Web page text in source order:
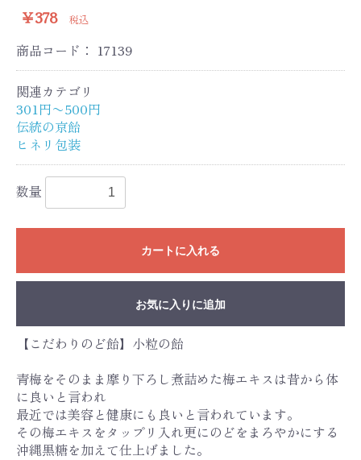
￥378 税込
商品コード： 17139
関連カテゴリ
301円〜500円
伝統の京飴
ヒネリ包装
数量
カートに入れる
お気に入りに追加
【こだわりのど飴】小粒の飴
青梅をそのまま摩り下ろし煮詰めた梅エキスは昔から体
に良いと言われ
最近では美容と健康にも良いと言われています。
その梅エキスをタップリ入れ更にのどをまろやかにする
沖縄黒糖を加えて仕上げました。